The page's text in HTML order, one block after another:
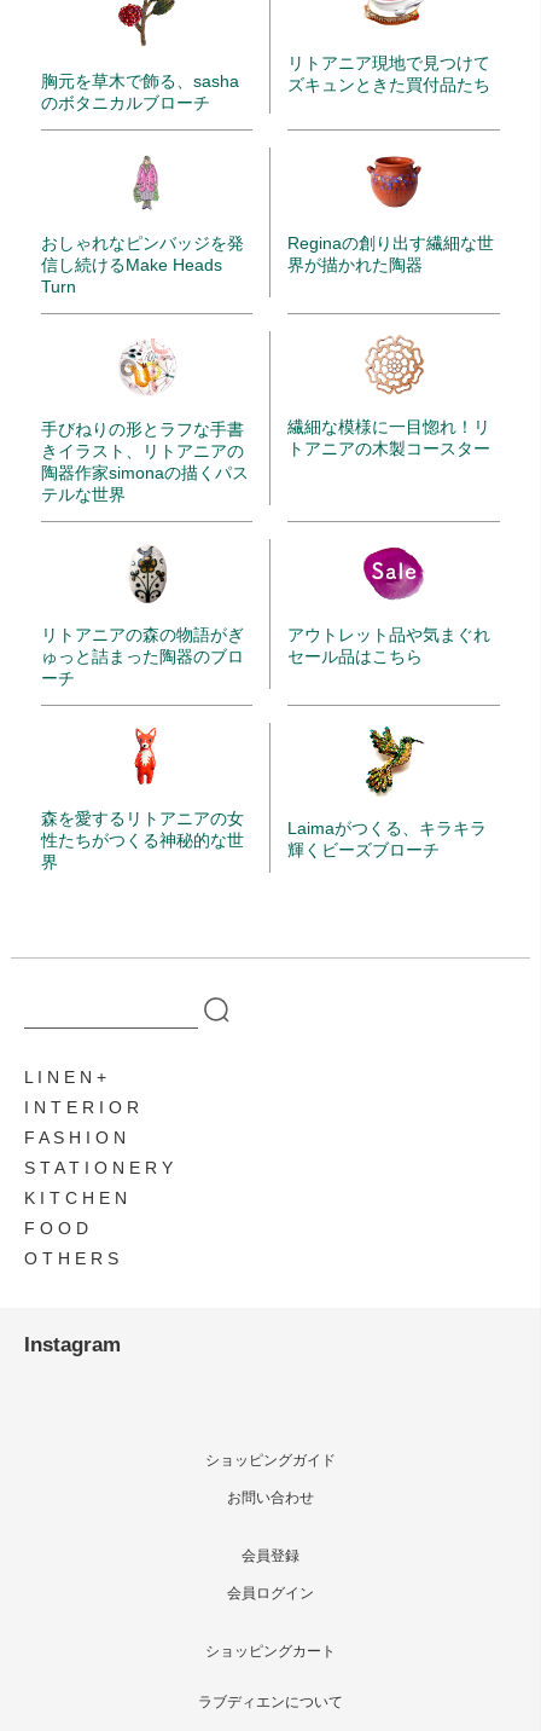
胸元を草木で飾る、sasha
のボタニカルブローチ
リトアニア現地で見つけて
ズキュンときた買付品たち
おしゃれなピンバッジを発
信し続けるMake Heads
Turn
Reginaの創り出す繊細な世
界が描かれた陶器
手びねりの形とラフな手書
きイラスト、リトアニアの
陶器作家simonaの描くパス
テルな世界
繊細な模様に一目惚れ！リ
トアニアの木製コースター
リトアニアの森の物語がぎ
ゅっと詰まった陶器のブロ
ーチ
アウトレット品や気まぐれ
セール品はこちら
森を愛するリトアニアの女
性たちがつくる神秘的な世
界
Laimaがつくる、キラキラ
輝くビーズブローチ
L I N E N
I N T E R I O R
F A S H I O N
S T A T I O N E R Y
K I T C H E N
F O O D
O T H E R S
Instagram
ショッピングガイド
お問い合わせ
会員登録
会員ログイン
ショッピングカート
ラブディエンについて